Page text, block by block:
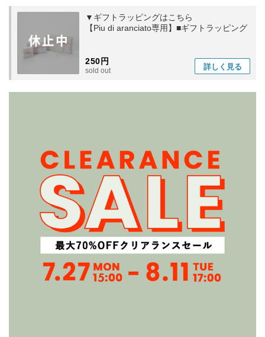
▼ギフトラッピングはこちら
【Piu di aranciato専用】■ギフトラッピング
250円
sold out 詳しく 見る